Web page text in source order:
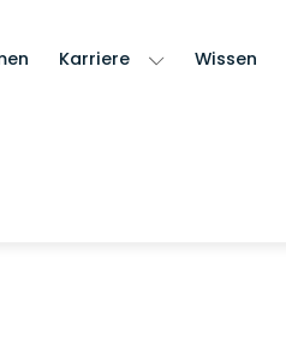
Karriere Wissen